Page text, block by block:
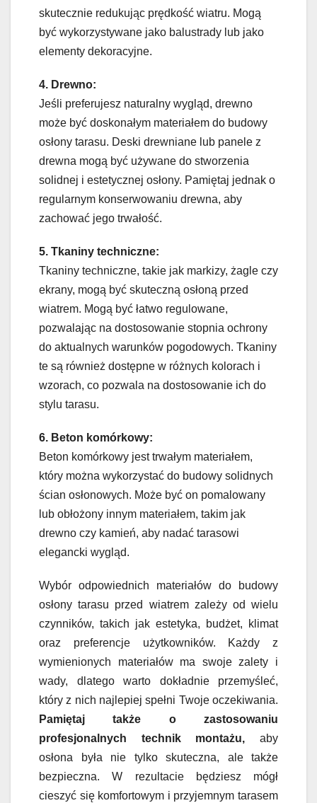
skutecznie redukując prędkość wiatru. Mogą
być wykorzystywane jako balustrady lub jako
elementy dekoracyjne.
4. Drewno:
Jeśli preferujesz naturalny wygląd, drewno
może być doskonałym materiałem do budowy
osłony tarasu. Deski drewniane lub panele z
drewna mogą być używane do stworzenia
solidnej i estetycznej osłony. Pamiętaj jednak o
regularnym konserwowaniu drewna, aby
zachować jego trwałość.
5. Tkaniny techniczne:
Tkaniny techniczne, takie jak markizy, żagle czy
ekrany, mogą być skuteczną osłoną przed
wiatrem. Mogą być łatwo regulowane,
pozwalając na dostosowanie stopnia ochrony
do aktualnych warunków pogodowych. Tkaniny
te są również dostępne w różnych kolorach i
wzorach, co pozwala na dostosowanie ich do
stylu tarasu.
6. Beton komórkowy:
Beton komórkowy jest trwałym materiałem,
który można wykorzystać do budowy solidnych
ścian osłonowych. Może być on pomalowany
lub obłożony innym materiałem, takim jak
drewno czy kamień, aby nadać tarasowi
elegancki wygląd.
Wybór odpowiednich materiałów do budowy
osłony tarasu przed wiatrem zależy od wielu
czynników, takich jak estetyka, budżet, klimat
oraz preferencje użytkowników. Każdy z
wymienionych materiałów ma swoje zalety i
wady, dlatego warto dokładnie przemyśleć,
który z nich najlepiej spełni Twoje oczekiwania.
Pamiętaj także o zastosowaniu
profesjonalnych technik montażu, aby
osłona była nie tylko skuteczna, ale także
bezpieczna. W rezultacie będziesz mógł
cieszyć się komfortowym i przyjemnym tarasem